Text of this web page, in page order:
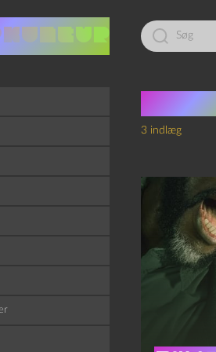
Led
efter:
Tag:
3 indlæg